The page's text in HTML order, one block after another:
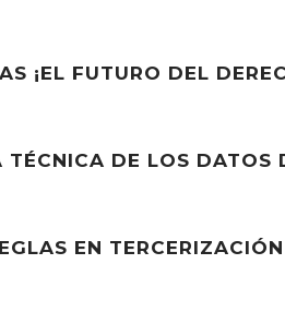
¡EL FUTURO DEL
DE LOS DATOS
EN